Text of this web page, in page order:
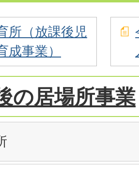
所（放課後児
成事業）
の居場所事業